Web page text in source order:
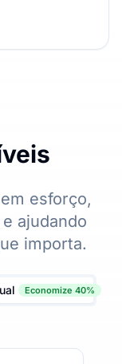
esforço,
ajudando
importa.
Economize 40%